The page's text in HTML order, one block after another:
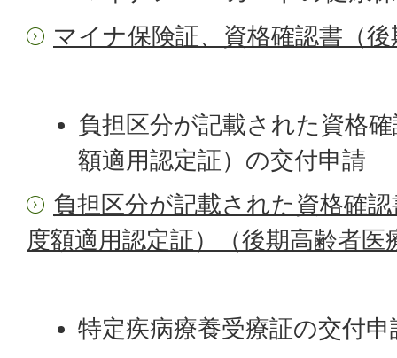
マイナ保険証、資格確認書（
負担区分が記載された資格
額適用認定証）の交付申請
負担区分が記載された資格確
度額適用認定証）（後期高齢者医
特定疾病療養受療証の交付申